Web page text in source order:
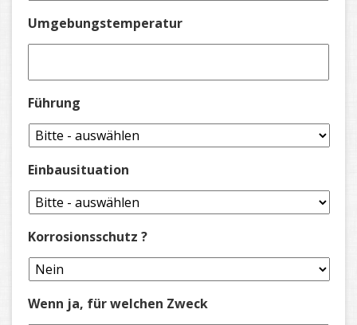
Umgebungstemperatur
Führung
Einbausituation
Korrosionsschutz ?
Wenn ja, für welchen Zweck